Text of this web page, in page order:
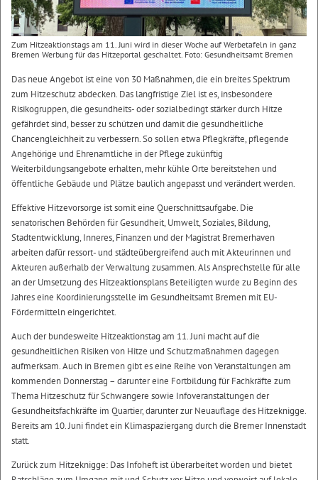
Zum Hitzeaktionstags am 11. Juni wird in dieser Woche auf Werbetafeln in ganz
Bremen Werbung für das Hitzeportal geschaltet. Foto: Gesundheitsamt Bremen
Das neue Angebot ist eine von 30 Maßnahmen, die ein breites Spektrum
zum Hitzeschutz abdecken. Das langfristige Ziel ist es, insbesondere
Risikogruppen, die gesundheits- oder sozialbedingt stärker durch Hitze
gefährdet sind, besser zu schützen und damit die gesundheitliche
Chancengleichheit zu verbessern. So sollen etwa Pflegkräfte, pflegende
Angehörige und Ehrenamtliche in der Pflege zukünftig
Weiterbildungsangebote erhalten, mehr kühle Orte bereitstehen und
öffentliche Gebäude und Plätze baulich angepasst und verändert werden.
Effektive Hitzevorsorge ist somit eine Querschnittsaufgabe. Die
senatorischen Behörden für Gesundheit, Umwelt, Soziales, Bildung,
Stadtentwicklung, Inneres, Finanzen und der Magistrat Bremerhaven
arbeiten dafür ressort- und städteübergreifend auch mit Akteurinnen und
Akteuren außerhalb der Verwaltung zusammen. Als Ansprechstelle für alle
an der Umsetzung des Hitzeaktionsplans Beteiligten wurde zu Beginn des
Jahres eine Koordinierungsstelle im Gesundheitsamt Bremen mit EU-
Fördermitteln eingerichtet.
Auch der bundesweite Hitzeaktionstag am 11. Juni macht auf die
gesundheitlichen Risiken von Hitze und Schutzmaßnahmen dagegen
aufmerksam. Auch in Bremen gibt es eine Reihe von Veranstaltungen am
kommenden Donnerstag – darunter eine Fortbildung für Fachkräfte zum
Thema Hitzeschutz für Schwangere sowie Infoveranstaltungen der
Gesundheitsfachkräfte im Quartier, darunter zur Neuauflage des Hitzeknigge.
Bereits am 10. Juni findet ein Klimaspaziergang durch die Bremer Innenstadt
statt.
Zurück zum Hitzeknigge: Das Infoheft ist überarbeitet worden und bietet